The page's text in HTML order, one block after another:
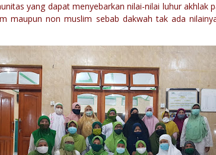
yang dapat menyebarkan nilai-nilai luhur akhlak
maupun non muslim sebab dakwah tak ada